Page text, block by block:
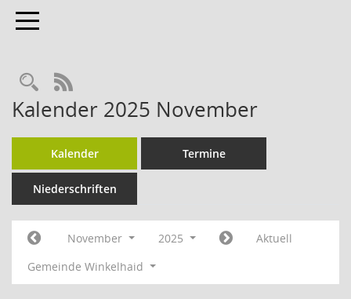
Toggle navigation
Rechercheauswahl
RSS-Feed
Kalender 2025 November
Kalender Termine
Niederschriften
November 2025
Aktuell
Gemeinde Winkelhaid